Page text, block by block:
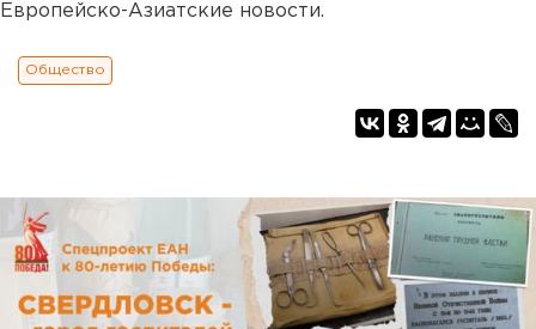
Европейско-Азиатские новости.
Общество